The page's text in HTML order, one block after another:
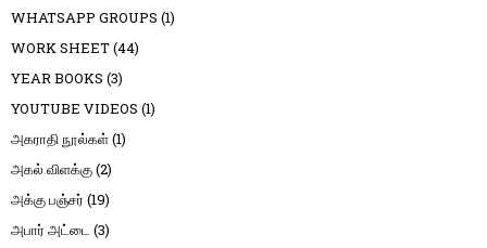
WHATSAPP GROUPS (1)
WORK SHEET(44)
YEAR BOOKS (3)
YOUTUBE VIDEOS (1)
அகராதி நூல்கள்(1)
அகல் விளக்கு(2)
அக்கு பஞ்சர் (19)
அபார் அட்டை (3)